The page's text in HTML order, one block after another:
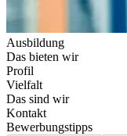
Ausbildung
Das bieten wir
Profil
Vielfalt
Das sind wir
Kontakt
Bewerbungstipps